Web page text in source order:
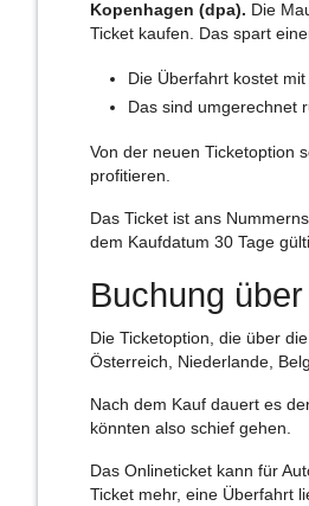
Kopenhagen (dpa). Die
Ticket kaufen. Das spart
Die Überfahrt kostet
Das sind umgerechnet
Von der neuen Ticketoption
profitieren.
Das Ticket ist ans
dem Kaufdatum 30 Tage
Buchung
Die Ticketoption, die über
Österreich, Niederlande,
Nach dem Kauf dauert es
könnten also schief gehen.
Das Onlineticket kann für
Ticket mehr, eine Überfahrt